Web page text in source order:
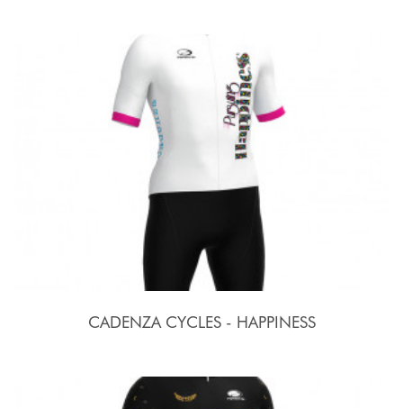
CADENZA CYCLES - HAPPINESS